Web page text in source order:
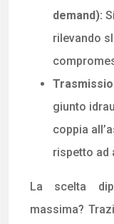
demand):
rilevando
giunto
coppia
rispetto ad
La scelta
massima?